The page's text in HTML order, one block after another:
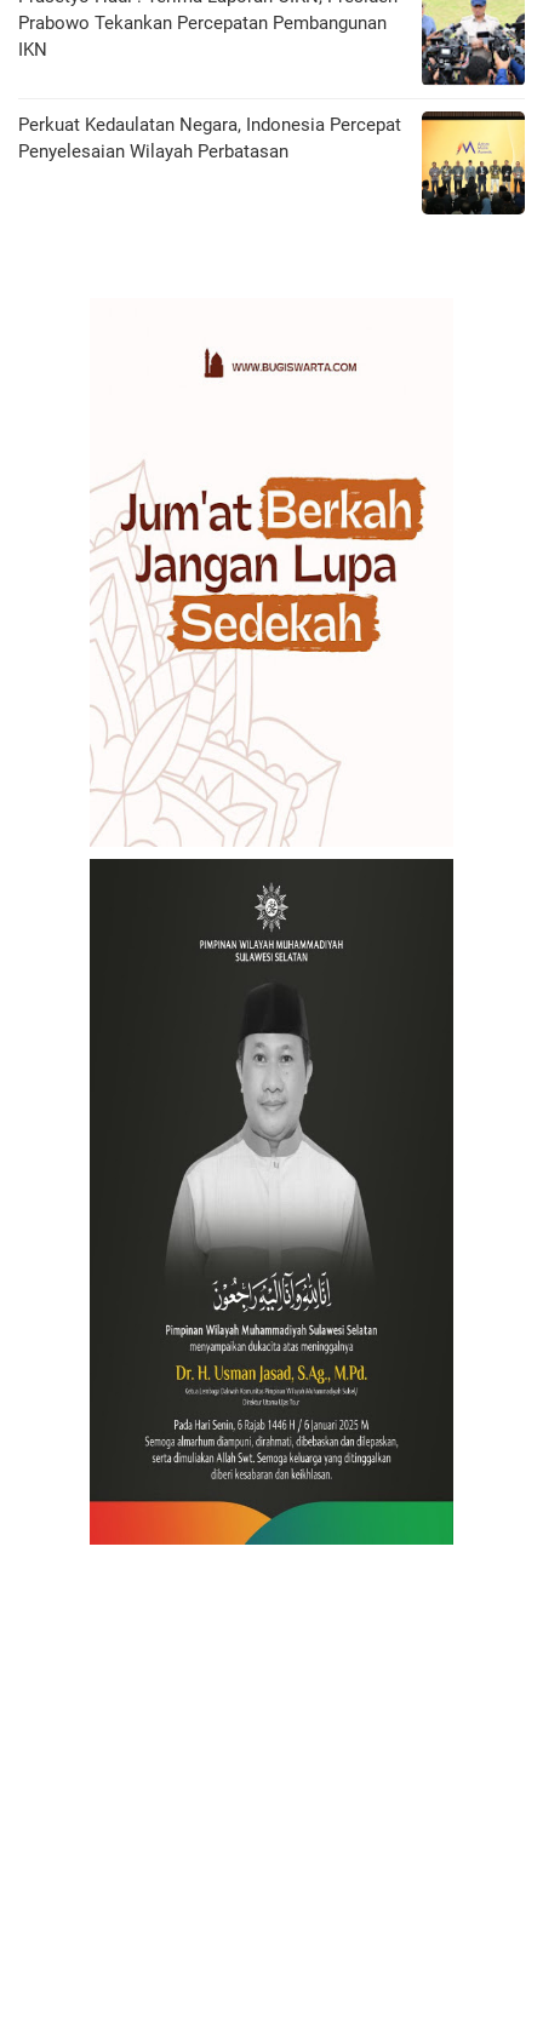
Prabowo Tekankan Percepatan Pembangunan
IKN
Perkuat Kedaulatan Negara, Indonesia Percepat
Penyelesaian Wilayah Perbatasan